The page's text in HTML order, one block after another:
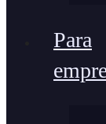
Para